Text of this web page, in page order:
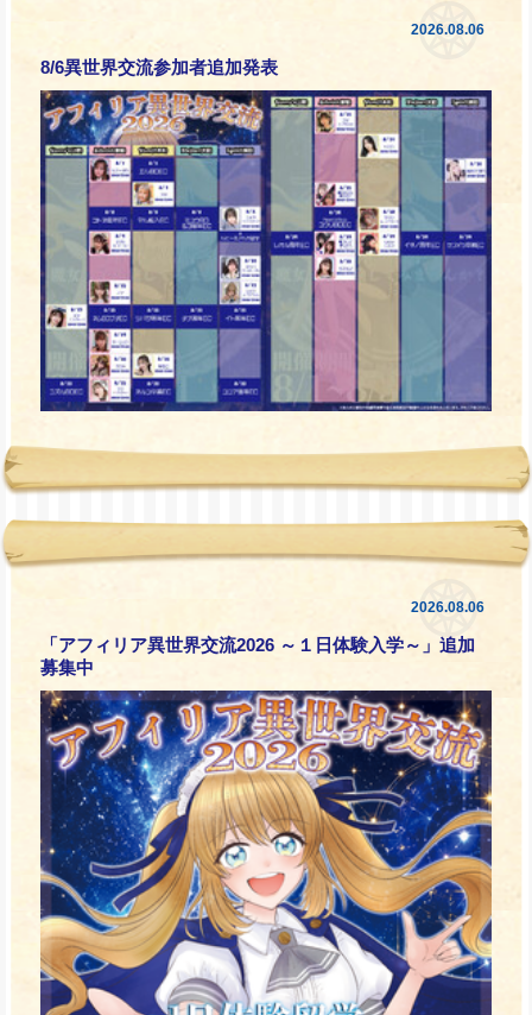
2026.08.06
8/6異世界交流参加者追加発表
2026.08.06
「アフィリア異世界交流2026 ～１日体験入学～」追加
募集中